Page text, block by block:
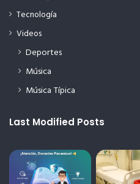
Tecnología
Videos
Deportes
Música
Música Típica
Last Modified Posts